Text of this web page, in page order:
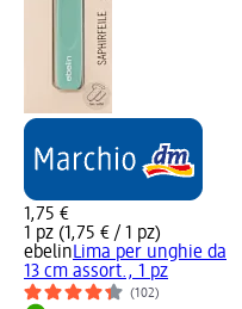
1,75 €
1 pz (1,75 € / 1 pz)
ebelinLima per unghie da
13 cm assort., 1 pz
(102)